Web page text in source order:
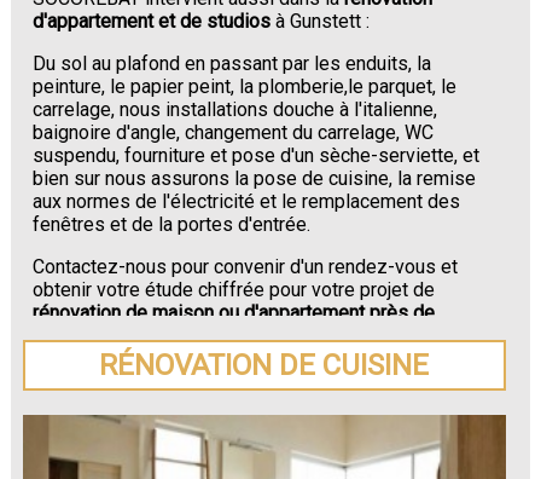
d'appartement et de studios à Gunstett :
Du sol au plafond en passant par les enduits, la
peinture, le papier peint, la plomberie,le parquet, le
carrelage, nous installations douche à l'italienne,
baignoire d'angle, changement du carrelage, WC
suspendu, fourniture et pose d'un sèche-serviette, et
bien sur nous assurons la pose de cuisine, la remise
aux normes de l'électricité et le remplacement des
fenêtres et de la portes d'entrée.
Contactez-nous pour convenir d'un rendez-vous et
obtenir votre étude chiffrée pour votre projet de
rénovation de maison ou d'appartement près de
Gunstett.
RÉNOVATION DE CUISINE